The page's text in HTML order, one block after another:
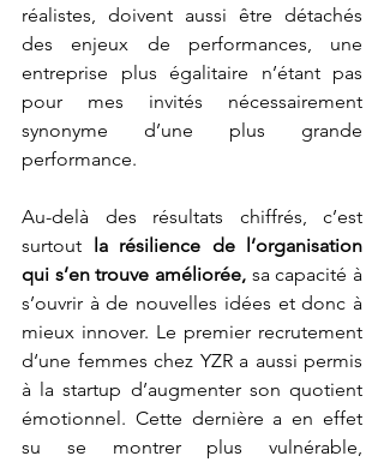
réalistes, doivent aussi être détachés
des enjeux de performances, une
entreprise plus égalitaire n’étant pas
pour mes invités nécessairement
synonyme d’une plus grande
performance.
Au-delà des résultats chiffrés, c’est
surtout la résilience de l’organisation
qui s’en trouve améliorée, sa capacité à
s’ouvrir à de nouvelles idées et donc à
mieux innover. Le premier recrutement
d‘une femmes chez YZR a aussi permis
à la startup d’augmenter son quotient
émotionnel. Cette dernière a en effet
su se montrer plus vulnérable,